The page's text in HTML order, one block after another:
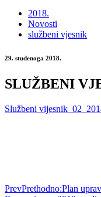
2018.
Novosti
službeni vjesnik
29. studenoga 2018.
SLUŽBENI
Službeni
PrevPrethodno:Plan